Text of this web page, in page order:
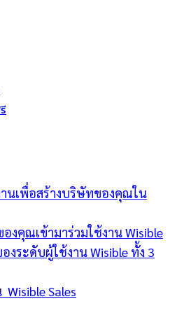
นเพื่อสร้างบริษัทของคุณใน
งคุณเข้ามาร่วมใช้งาน Wisible
งระดับผู้ใช้งาน Wisible ทั้ง 3
Sales